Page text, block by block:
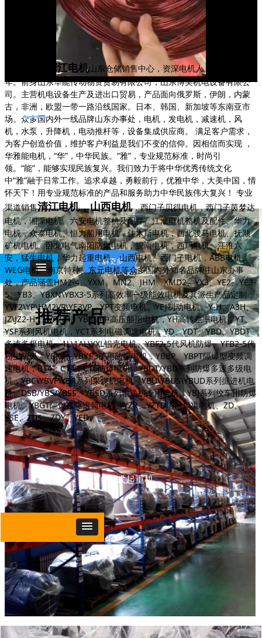
门式起重机
门式起重机
RECOMMENDED PRODUCTS
了解更多
推荐产品
国际标准，品质保证、完善的服务体
系，服务保证
山西电机清江电机山东仓储销售中心，资深电机人，从业四十
年。前身山东华能传动物资贸易有限公司，山东博美机电设备有限公
司。主营机电设备生产及进出口贸易，产品面向俄罗斯，伊朗，内蒙
古，非洲，欧盟一带一路沿线国家。日本、韩国、新加坡等东南亚市
场。众多国内外一线品牌山东办事处，电机，发电机，减速机，风
机，水泵，升降机，电动推杆等，设备集成供应商。 满足客户需求，
为客户创造价值，维护客户利益是我们不变的信仰。因相信而实现 ，
华雅能电机，“华”，中华民族。“雅”，专业规范标准，时尚引
领。“能”，能够实现民族复兴。我们致力于将中华优秀传统文化
中“雅”融于日常工作。追求卓越，勇毅前行，优雅中华，大美中国，情
怀天下！用专业规范标准的产品和服务助力中华民族伟大复兴！ 专业
渠道销售清江电机，山西电机，西门子贝得电机，西门子茵梦达
电机，湘潭电机、六安电机整机及配件、江淮电机整机及配件、华力
电机，众泰电机、恒力船用电机，佳木斯电机，西北骏马电机、抚顺
矿机电机、卧龙电气南阳防爆电机，皖南电机，西玛电机、江淮六
安，猛牛电机，华力起重电机、山西电机、西门子电机，ABB电机、
WEG电机、南京特种、东元电机等众多国内外知名品牌驻山东办事
处，产品涵盖HM2-4、YXM、MN2、JHM、XMD2、YX3、YE2、YE3-
5、YB3、YBXN\YBX3-5系列高效率一级能效电机及其派生产品定制；
YVF2\YP\HM2VP\YE3VP、YPT变频电机、YEJ制动电机、Y-H、A3H、
JZ\JZ2-H、YVF2-H、YB3-H中高压船用电机，YH高转差率电机，YT、
YSF系列风机电机，YCT系列电磁调速电机，YD、YDT、YBD、YBDT
多速多极电机，1L\1AL\YXL铝壳电机、YBF2-5代风机防爆、YFB2-5代
粉尘防爆、YBK3、YBKE3矿用防爆电机，YBBP、YBPT隔爆型变频调
速电机，BT4，CT4，CT6防爆电机，YBDT/YBD系列防爆多速多级电
机，YBC\YBVF\YBR系列采煤机电机、YBU\YBUS\YBUD系列掘进机电
机、DSB/YBS/YBSS、YBSD系列输送机专用电机、YBJ系列绞车用防爆
电机、YBGT隔爆直驱滚筒电机、YZR、YZTD塔吊起重电机、ZD、
YSE、ZDS、ZDY、YED、、